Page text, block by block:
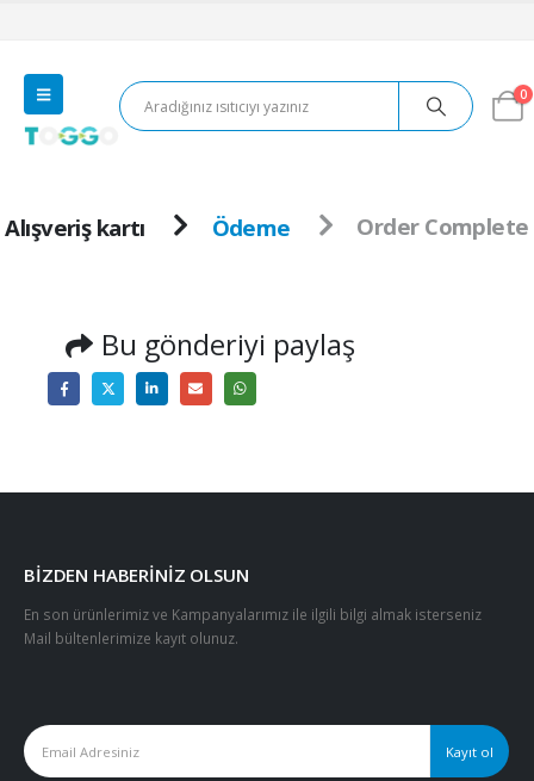
0
Alışveriş kartı Ödeme Order Complete
Bu gönderiyi paylaş
BIZDEN HABERINIZ OLSUN
En son ürünlerimiz ve Kampanyalarımız ile ilgili bilgi almak isterseniz
Mail bültenlerimize kayıt olunuz.